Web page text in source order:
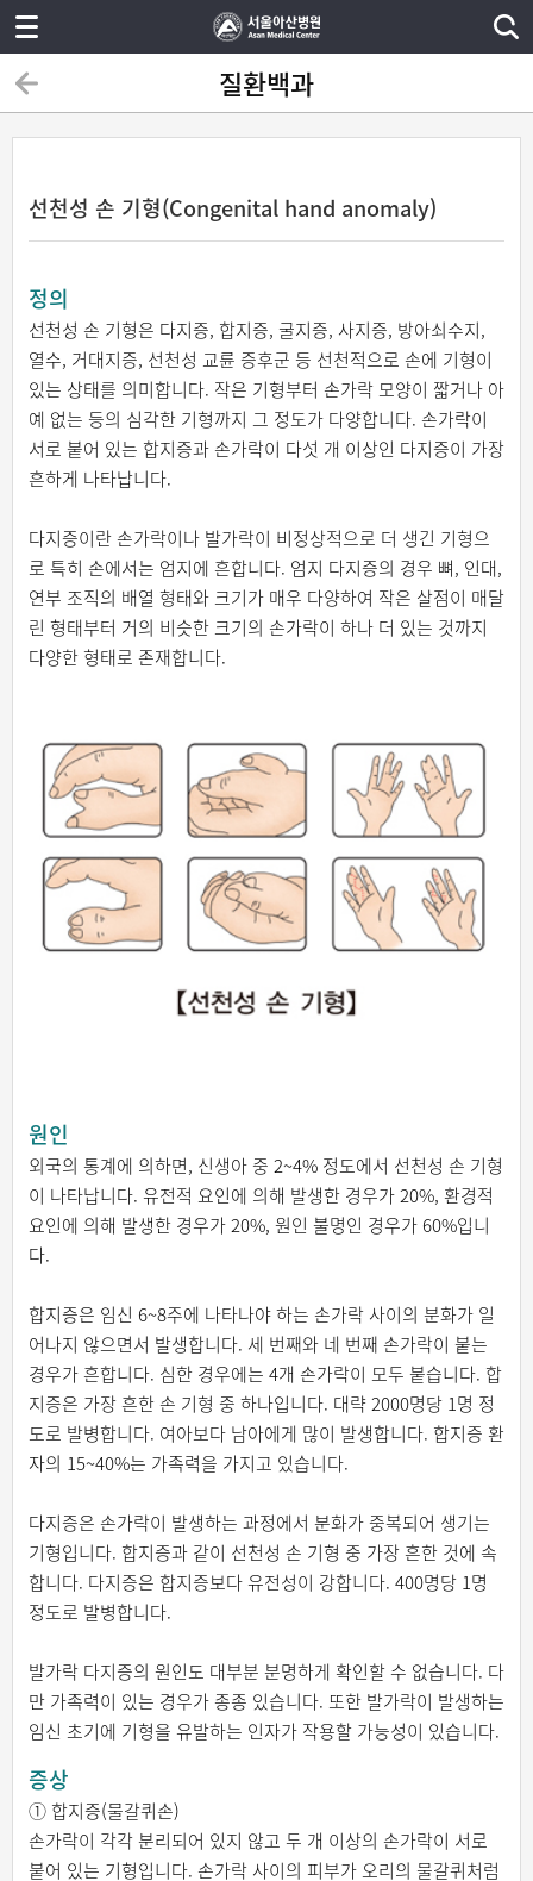
질환백과
선천성 손 기형(Congenital hand anomaly)
정의
선천성 손 기형은 다지증, 합지증, 굴지증, 사지증, 방아쇠수지,
열수, 거대지증, 선천성 교륜 증후군 등 선천적으로 손에 기형이
있는 상태를 의미합니다. 작은 기형부터 손가락 모양이 짧거나 아
예 없는 등의 심각한 기형까지 그 정도가 다양합니다. 손가락이
서로 붙어 있는 합지증과 손가락이 다섯 개 이상인 다지증이 가장
흔하게 나타납니다.
다지증이란 손가락이나 발가락이 비정상적으로 더 생긴 기형으
로 특히 손에서는 엄지에 흔합니다. 엄지 다지증의 경우 뼈, 인대,
연부 조직의 배열 형태와 크기가 매우 다양하여 작은 살점이 매달
린 형태부터 거의 비슷한 크기의 손가락이 하나 더 있는 것까지
다양한 형태로 존재합니다.
원인
외국의 통계에 의하면, 신생아 중 2~4% 정도에서 선천성 손 기형
이 나타납니다. 유전적 요인에 의해 발생한 경우가 20%, 환경적
요인에 의해 발생한 경우가 20%, 원인 불명인 경우가 60%입니
다.
합지증은 임신 6~8주에 나타나야 하는 손가락 사이의 분화가 일
어나지 않으면서 발생합니다. 세 번째와 네 번째 손가락이 붙는
경우가 흔합니다. 심한 경우에는 4개 손가락이 모두 붙습니다. 합
지증은 가장 흔한 손 기형 중 하나입니다. 대략 2000명당 1명 정
도로 발병합니다. 여아보다 남아에게 많이 발생합니다. 합지증 환
자의 15~40%는 가족력을 가지고 있습니다.
다지증은 손가락이 발생하는 과정에서 분화가 중복되어 생기는
기형입니다. 합지증과 같이 선천성 손 기형 중 가장 흔한 것에 속
합니다. 다지증은 합지증보다 유전성이 강합니다. 400명당 1명
정도로 발병합니다.
발가락 다지증의 원인도 대부분 분명하게 확인할 수 없습니다. 다
만 가족력이 있는 경우가 종종 있습니다. 또한 발가락이 발생하는
임신 초기에 기형을 유발하는 인자가 작용할 가능성이 있습니다.
증상
① 합지증(물갈퀴손)
손가락이 각각 분리되어 있지 않고 두 개 이상의 손가락이 서로
붙어 있는 기형입니다. 손가락 사이의 피부가 오리의 물갈퀴처럼